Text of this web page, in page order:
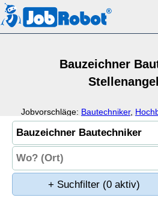
Bauzeichner
Jobvorschläge: Bautechniker,
Architektur
+ Suchfilter (0 aktiv)